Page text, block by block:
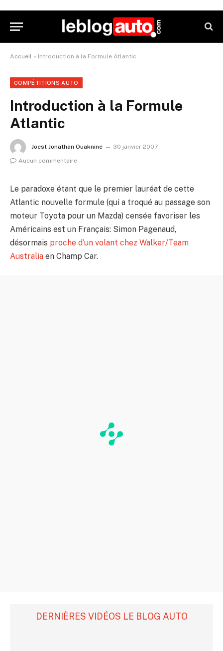
Accueil » Introduction à la Formule Atlantic
COMPÉTITIONS AUTO
Introduction à la Formule
Atlantic
Joest Jonathan Ouaknine
30 janvier 2007
Aucun commentaire
Le paradoxe étant que le premier lauréat de cette
Atlantic nouvelle formule (qui a troqué au passage son
moteur Toyota pour un Mazda) censée favoriser les
Américains est un Français: Simon Pagenaud,
désormais proche d’un volant chez Walker/Team
Australia en Champ Car.
DERNIÈRES VIDÉOS LE BLOG AUTO